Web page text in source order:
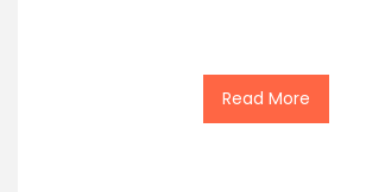
Read More